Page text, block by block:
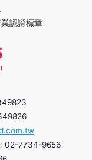
認證標章
: 02-7734-9656